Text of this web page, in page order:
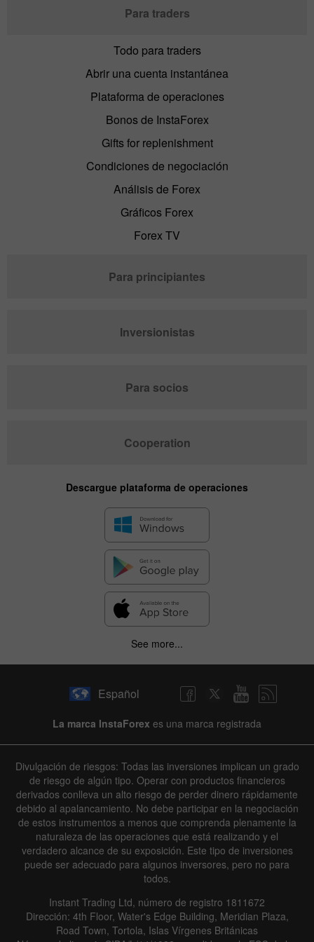
Para traders
Todo para traders
Abrir una cuenta instantánea
Plataforma de operaciones
Bonos de InstaForex
Gifts for replenishment
Condiciones de negociación
Análisis de Forex
Gráficos Forex
Forex TV
Para principiantes
Inversionistas
Para socios
Cooperation
Descargue plataforma de operaciones
See more...
Español
La marca InstaForex es una marca registrada
Divulgación de riesgos: Todas las inversiones implican un grado
de riesgo de algún tipo. Operar con productos financieros
derivados conlleva un alto riesgo de perder dinero rápidamente
debido al apalancamiento. No debe participar en la negociación
de estos instrumentos a menos que comprenda plenamente la
naturaleza de las operaciones que está realizando y el
verdadero alcance de su exposición. Este tipo de inversiones
puede ser adecuado para algunos inversores, pero no para
todos.
Instant Trading Ltd, número de registro 1811672
Dirección: 4th Floor, Water's Edge Building, Meridian Plaza,
Road Town, Tortola, Islas Vírgenes Británicas